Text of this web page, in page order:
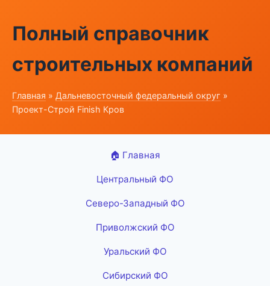
Полный справочник
строительных компаний
Главная » Дальневосточный федеральный округ »
Проект-Строй Finish Кров
🏠 Главная
Центральный ФО
Северо-Западный ФО
Приволжский ФО
Уральский ФО
Сибирский ФО